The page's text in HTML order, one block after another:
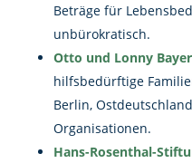
Beträge für
unbürokratisch.
Otto und Lonny
hilfsbedürftige
Berlin,
Organisationen.
Hans-Rosenthal-